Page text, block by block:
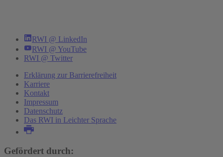
RWI @ LinkedIn
RWI @ YouTube
RWI @ Twitter
Erklärung zur Barrierefreiheit
Karriere
Kontakt
Impressum
Datenschutz
Das RWI in Leichter Sprache
Gefördert durch: